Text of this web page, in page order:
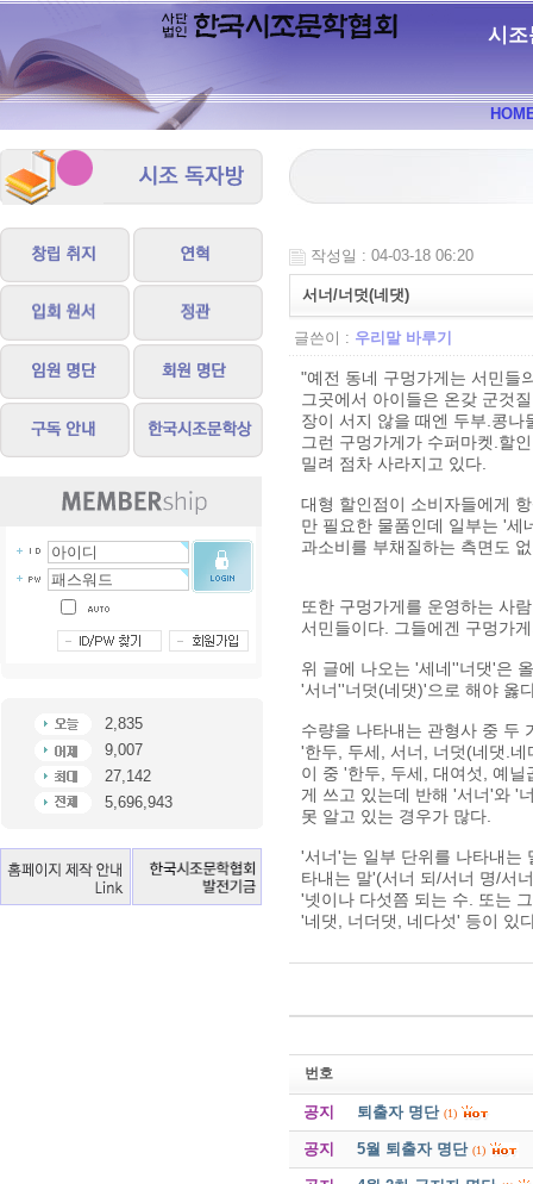
시조
2,835
9,007
27,142
5,696,943
작성일 : 04-03-18 06:20
서너/너덧(네댓)
글쓴이 : 우리말 바루기
"예전 동네 구멍가게는 서민들
그곳에서 아이들은 온갖 군것
장이 서지 않을 때엔 두부.콩
그런 구멍가게가 수퍼마켓.할
밀려 점차 사라지고 있다.
대형 할인점이 소비자들에게
만 필요한 물품인데 일부는 '세
과소비를 부채질하는 측면도
또한 구멍가게를 운영하는 사
서민들이다. 그들에겐 구멍가
위 글에 나오는 '세네''너댓'은
'서너''너덧(네댓)'으로 해야 옳
수량을 나타내는 관형사 중 두
'한두, 두세, 서너, 너덧(네댓.
이 중 '한두, 두세, 대여섯, 예
게 쓰고 있는데 반해 '서너'와 '
못 알고 있는 경우가 많다.
'서너'는 일부 단위를 나타내는
타내는 말'(서너 되/서너 명/서
'넷이나 다섯쯤 되는 수. 또는
'네댓, 너더댓, 네다섯' 등이 있
번호
공지 퇴출자 명단 (1)
공지 5월 퇴출자 명단 (1)